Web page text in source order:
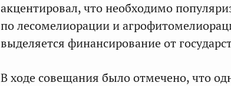
акцентировал, что необходимо
по лесомелиорации и
выделяется финансирование от
В ходе совещания было отмечено, что